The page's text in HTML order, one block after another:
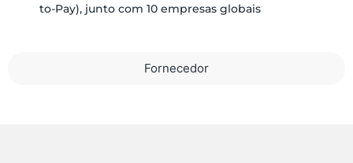
Fornecedor
to-Pay), junto com 10 empresas globais